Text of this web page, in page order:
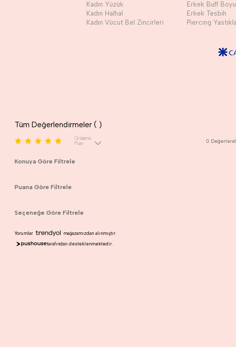
Kadın Yüzük
Kadın Halhal
Kadın Vücut Bel Zincirleri
Erkek Buff
Erkek Tesbih
Piercing
Tüm Değerlendirmeler ( )
Ortalama
Puan
0
Konuya Göre Filtrele
Puana Göre Filtrele
Seçeneğe Göre Filtrele
Yorumlar
mağazamızdan alınmıştır.
tarafından desteklenmektedir.